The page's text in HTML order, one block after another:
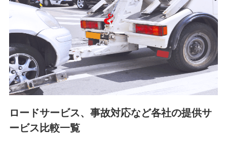
人事･勤怠･健康・労務等の管理、給与支給、福利厚生・採用
退職関連処理等の各種手続きのため、当社と従業員または従
業員同士の連絡のため
8.取引先個人情報
取引先としての選定業務、営業情報の提供業務、契約締結手
続き業務、取引管理業務、およびこれらに準ずる業務の遂行
のため
9.お問い合わせ情報
各種お問い合わせに対応するため
ロードサービス、事故対応など各社の提供サ
ービス比較一覧